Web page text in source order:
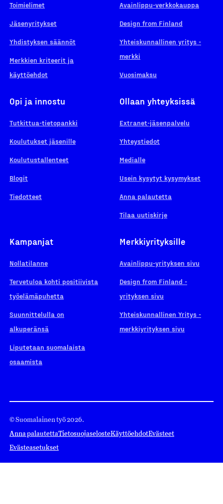
Toimielimet
Jäsenyritykset
Yhdistyksen säännöt
Merkkien kriteerit ja
käyttöehdot
Avainlippu-verkkokauppa
Design from Finland
Yhteiskunnallinen yritys -
merkki
Vuosimaksu
Opi ja innostu
Tutkittua-tietopankki
Koulutukset jäsenille
Koulutustallenteet
Blogit
Tiedotteet
Ollaan yhteyksissä
Extranet-jäsenpalvelu
Yhteystiedot
Medialle
Usein kysytyt kysymykset
Anna palautetta
Tilaa uutiskirje
Kampanjat
Nollatilanne
Tervetuloa kohti positiivista
työelämäpuhetta
Suunnittelulla on
alkuperänsä
Liputetaan suomalaista
osaamista
Merkkiyrityksille
Avainlippu-yrityksen sivu
Design from Finland -
yrityksen sivu
Yhteiskunnallinen Yritys -
merkkiyrityksen sivu
© Suomalainen työ 2026.
Anna palautettaTietosuojaselosteKäyttöehdotEvästeet
Evästeasetukset